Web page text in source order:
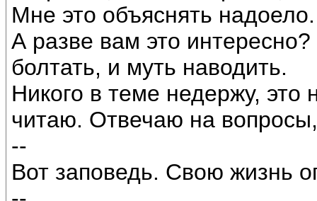
Мне это объяснять надоело.
А разве вам это
болтать, и муть наводить.
Никого в теме недержу,
читаю. Отвечаю на
--
Вот заповедь. Свою жизнь